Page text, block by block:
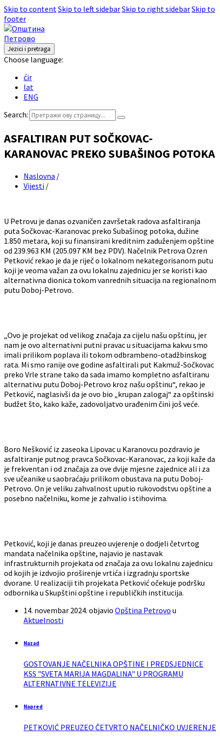
Skip to contentSkip to left sidebarSkip to right sidebarSkip to
footer
Jezici i pretraga
Choose language:
ćir
lat
ENG
Search:
ASFALTIRAN PUT SOČKOVAC-
KARANOVAC PREKO SUBAŠINOG POTOKA
Naslovna /
Vijesti /
U Petrovu je danas ozvaničen završetak radova asfaltiranja
puta Sočkovac-Karanovac preko Subašinog potoka, dužine
1.850 metara, koji su finansirani kreditnim zaduženjem opštine
od 239.963 KM (205.097 KM bez PDV). Načelnik Petrova Ozren
Petković rekao je da je riječ o lokalnom nekategorisanom putu
koji je veoma važan za ovu lokalnu zajednicu jer se koristi kao
alternativna dionica tokom vanrednih situacija na regionalnom
putu Doboj-Petrovo.
„Ovo je projekat od velikog značaja za cijelu našu opštinu, jer
nam je ovo alternativni putni pravac u situacijama kakvu smo
imali prilikom poplava ili tokom odbrambeno-otadžbinskog
rata. Mi smo ranije ove godine asfaltirali put Kakmuž-Sočkovac
preko Vrle strane tako da sada imamo kompletno asfaltiranu
alternativu putu Doboj-Petrovo kroz našu opštinu“, rekao je
Petković, naglasivši da je ovo bio „krupan zalogaj“ za opštinski
budžet što, kako kaže, zadovoljatvo urađenim čini još veće.
Boro Nešković iz zaseoka Lipovac u Karanovcu pozdravio je
asfaltiranje putnog pravca Sočkovac-Karanovac, za koji kaže da
je frekventan i od značaja za ove dvije mjesne zajednice ali i za
sve učeanike u saobraćaju prilikom obustava na putu Doboj-
Petrovo. On je veliku zahvalnost uputio rukovodstvu opštine a
posebno načelniku, kome je zahvalio i stihovima.
Petković, koji je danas preuzeo uvjerenje o dodjeli četvrtog
mandata načelnika opštine, najavio je nastavak
infrastrukturnih projekata od značaja za ovu lokalnu zajednicu
od kojih je izdvojio proširenje vrtića i izgradnju sportske
dvorane. U realizaciji tih projekata Petković očekuje podršku
odbornika u Skupštini opštine i republičkih institucija.
14. novembar 2024. objavio Opština Petrovo u
Aktuelnosti
Nazad
GOSTOVANJE NAČELNIKA OPŠTINE I PREDSJEDNICE
KSS "SVETA MARIJA MAGDALINA" U PROGRAMU
ALTERNATIVNE TELEVIZIJE
Napred
PETKOVIĆ PREUZEO ČETVRTO NAČELNIČKO UVJERENJE